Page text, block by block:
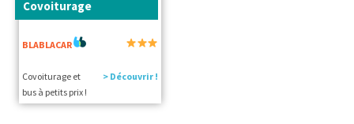
Covoiturage
BLABLACAR
Covoiturage et
bus à petits prix !
> Découvrir !